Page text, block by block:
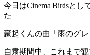
今日はCinema Birdsと
た
豪起くんの曲「雨のグ
自粛期間中、これまで